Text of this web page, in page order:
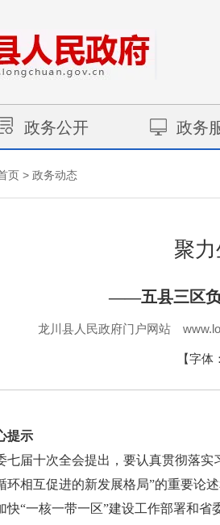
政务公开 政务
页 > 政务动态
聚
——五县三区负
龙川县人民政府门户网站
【字体
提示
十次全会提出，要认真贯彻落实
环相互促进的新发展格局”的重要论
快“一核一带一区”建设工作部署和省